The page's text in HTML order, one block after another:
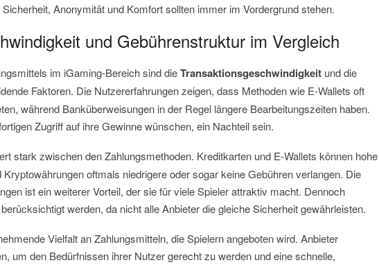
Anonymität und Komfort sollten immer im Vordergrund stehen.
und Gebührenstruktur im Vergleich
im iGaming-Bereich sind dieTransaktionsgeschwindigkeit und die
Faktoren. Die Nutzererfahrungen zeigen, dass Methoden wie E-Wallets oft
während Banküberweisungen in der Regel längere Bearbeitungszeiten haben.
Zugriff auf ihre Gewinne wünschen, ein Nachteil sein.
stark zwischen den Zahlungsmethoden. Kreditkarten und E-Wallets können hohe
oftmals niedrigere oder sogar keine Gebühren verlangen. Die
ist ein weiterer Vorteil, der sie für viele Spieler attraktiv macht. Dennoch
werden, da nicht alle Anbieter die gleiche Sicherheit gewährleisten.
Vielfalt an Zahlungsmitteln, die Spielern angeboten wird. Anbieter
um den Bedürfnissen ihrer Nutzer gerecht zu werden und eine schnelle,